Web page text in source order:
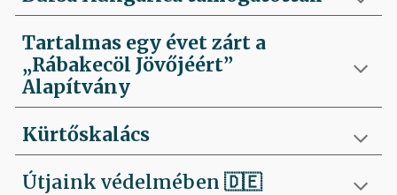
Tartalmas egy évet zárt a
„Rábakecöl Jövőjéért”
Alapítvány
Kürtőskalács
Útjaink védelmében🇩🇪